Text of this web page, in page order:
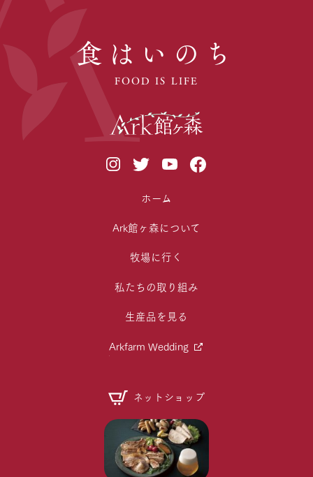
食はいのち
FOOD IS LIFE
ホーム
Ark館ヶ森について
牧場に行く
私たちの取り組み
生産品を見る
Arkfarm Wedding
ネットショップ